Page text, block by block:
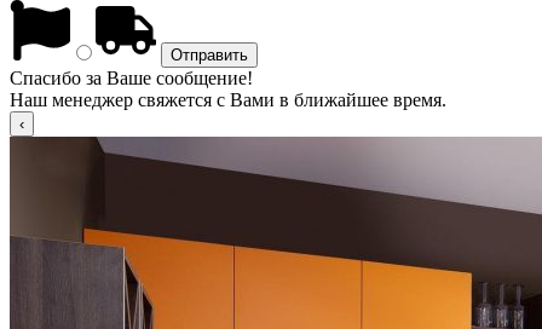
Спасибо за Ваше сообщение!
Наш менеджер свяжется с Вами в ближайшее время.